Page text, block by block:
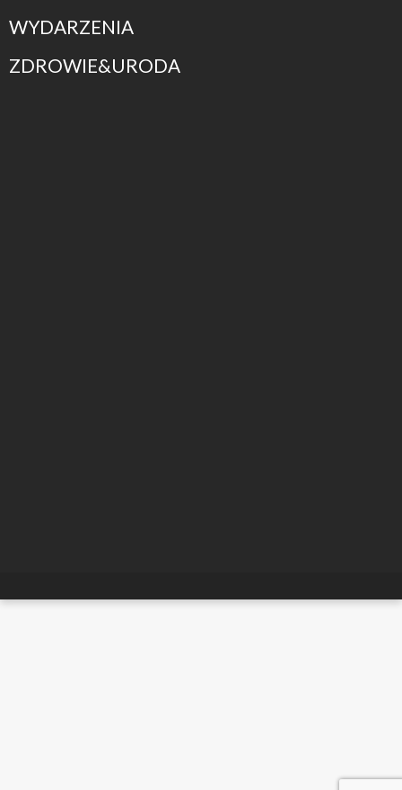
WYDARZENIA
ZDROWIE&URODA